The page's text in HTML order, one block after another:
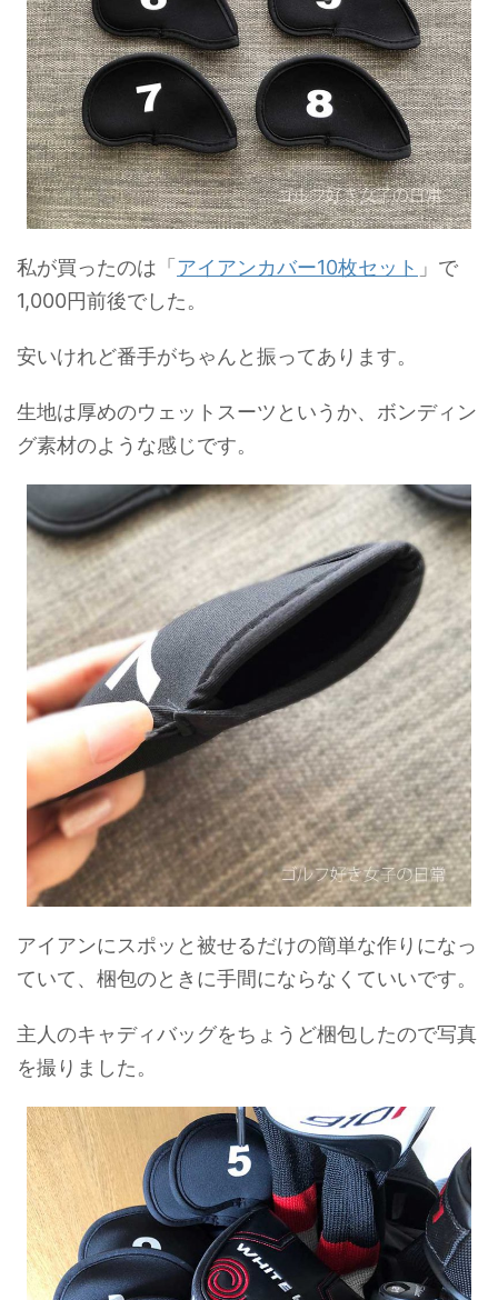
私が買ったのは「アイアンカバー10枚セット 」で
1,000円前後でした。
安いけれど番手がちゃんと振ってあります。
生地は厚めのウェットスーツというか、ボンディン
グ素材のような感じです。
アイアンにスポッと被せるだけの簡単な作りになっ
ていて、梱包のときに手間にならなくていいです。
主人のキャディバッグをちょうど梱包したので写真
を撮りました。